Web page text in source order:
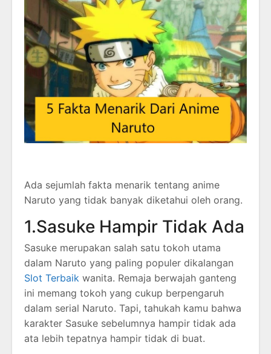
Ada sejumlah fakta menarik tentang anime
Naruto yang tidak banyak diketahui oleh orang.
1.Sasuke Hampir Tidak Ada
Sasuke merupakan salah satu tokoh utama
dalam Naruto yang paling populer dikalangan
Slot Terbaik wanita. Remaja berwajah ganteng
ini memang tokoh yang cukup berpengaruh
dalam serial Naruto. Tapi, tahukah kamu bahwa
karakter Sasuke sebelumnya hampir tidak ada
ata lebih tepatnya hampir tidak di buat.